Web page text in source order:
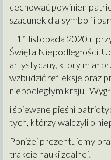
cechować powinien
szacunek dla symboli i
11 listopada 2020 r.
Święta Niepodległości.
artystyczny, który miał
wzbudzić refleksje oraz
niepodległym kraju.
i śpiewane pieśni
tych, którzy walczyli o
Poniżej prezentujemy
trakcie nauki zdalnej